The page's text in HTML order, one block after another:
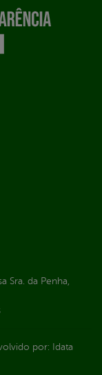
Sra. da Penha,
por:
Idata